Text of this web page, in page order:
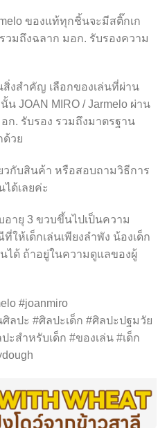
ของแท้ทุกชิ้นจะมีสติ๊กเก
มถึงฉลาก มอก. รับรองความ
งสำคัญ เลือกของเล่นที่ผ่าน
JOAN MIRO / Jarmelo ผ่าน
. รับรอง รวมถึงมาตรฐาน
วย
วกับสินค้า หรือสอบถามวิธีการ
ด้เลยค่ะ
ายุ 3 ขวบขึ้นไปเป็นความ
ห้เด็กเล่นเพียงลำพัง น้องเด็ก
ได้ ถ้าอยู่ในความดูแลของผู้
#joanmiro
ศิลปะ #ศิลปะเด็ก #ศิลปะปฐมวัย
สำหรับเด็ก #ของเล่น #เด็ก